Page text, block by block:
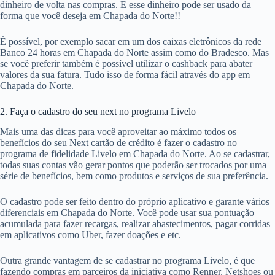
dinheiro de volta nas compras. E esse dinheiro pode ser usado da
forma que você deseja em Chapada do Norte!!
É possível, por exemplo sacar em um dos caixas eletrônicos da rede
Banco 24 horas em Chapada do Norte assim como do Bradesco. Mas
se você preferir também é possível utilizar o cashback para abater
valores da sua fatura. Tudo isso de forma fácil através do app em
Chapada do Norte.
2. Faça o cadastro do seu next no programa Livelo
Mais uma das dicas para você aproveitar ao máximo todos os
benefícios do seu Next cartão de crédito é fazer o cadastro no
programa de fidelidade Livelo em Chapada do Norte. Ao se cadastrar,
todas suas contas vão gerar pontos que poderão ser trocados por uma
série de benefícios, bem como produtos e serviços de sua preferência.
O cadastro pode ser feito dentro do próprio aplicativo e garante vários
diferenciais em Chapada do Norte. Você pode usar sua pontuação
acumulada para fazer recargas, realizar abastecimentos, pagar corridas
em aplicativos como Uber, fazer doações e etc.
Outra grande vantagem de se cadastrar no programa Livelo, é que
fazendo compras em parceiros da iniciativa como Renner, Netshoes ou